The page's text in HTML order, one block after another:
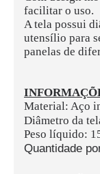
facilitar o uso.
A tela possui
utensílio para
panelas de
Material: Aço
Diâmetro da
Peso líquido:
Quantidade